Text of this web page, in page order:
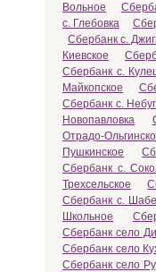
Вольное
с. Глебовка
Сбербанк с.
Киевское
Сбербанк с.
Майкопское
Сбербанк с. Небуг
Новопавловка
Отрадо-
Пушкинское
Сбербанк с.
Трехсельское
Сбербанк с.
Школьное
Сбербанк село
Сбербанк село
Сбербанк село